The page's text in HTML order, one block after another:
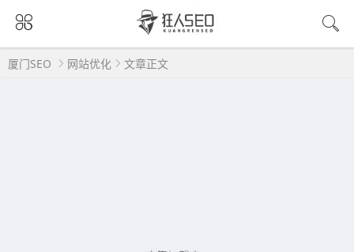
厦门SEO 网站优化 文章正文